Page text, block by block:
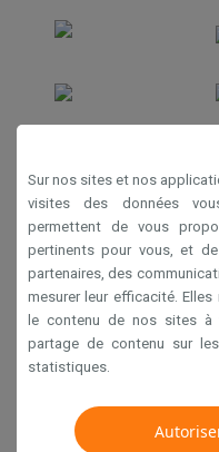
Conditions
Krëfel NV -
TVA
Sur nos sites et nos
visites des données
permettent de vous
pertinents pour vous, et
partenaires, des
mesurer leur efficacité.
le contenu de nos sites à
partage de contenu sur
statistiques.